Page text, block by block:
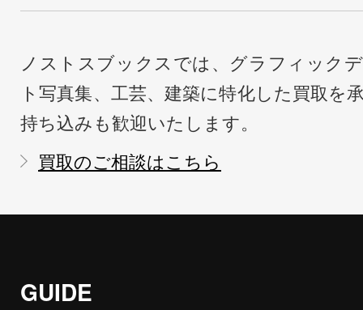
ノストスブックスでは、グラフィック
ト写真集、工芸、建築に特化した買取を
持ち込みも歓迎いたします。
買取のご相談はこちら
GUIDE